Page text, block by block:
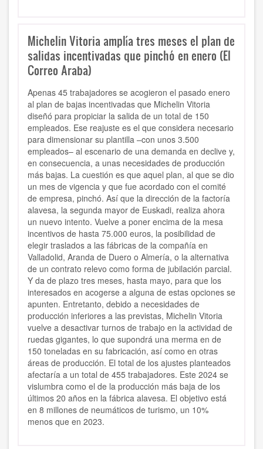
Michelin Vitoria amplía tres meses el plan de
salidas incentivadas que pinchó en enero (El
Correo Araba)
Apenas 45 trabajadores se acogieron el pasado enero
al plan de bajas incentivadas que Michelin Vitoria
diseñó para propiciar la salida de un total de 150
empleados. Ese reajuste es el que considera necesario
para dimensionar su plantilla –con unos 3.500
empleados– al escenario de una demanda en declive y,
en consecuencia, a unas necesidades de producción
más bajas. La cuestión es que aquel plan, al que se dio
un mes de vigencia y que fue acordado con el comité
de empresa, pinchó. Así que la dirección de la factoría
alavesa, la segunda mayor de Euskadi, realiza ahora
un nuevo intento. Vuelve a poner encima de la mesa
incentivos de hasta 75.000 euros, la posibilidad de
elegir traslados a las fábricas de la compañía en
Valladolid, Aranda de Duero o Almería, o la alternativa
de un contrato relevo como forma de jubilación parcial.
Y da de plazo tres meses, hasta mayo, para que los
interesados en acogerse a alguna de estas opciones se
apunten. Entretanto, debido a necesidades de
producción inferiores a las previstas, Michelin Vitoria
vuelve a desactivar turnos de trabajo en la actividad de
ruedas gigantes, lo que supondrá una merma en de
150 toneladas en su fabricación, así como en otras
áreas de producción. El total de los ajustes planteados
afectaría a un total de 455 trabajadores. Este 2024 se
vislumbra como el de la producción más baja de los
últimos 20 años en la fábrica alavesa. El objetivo está
en 8 millones de neumáticos de turismo, un 10%
menos que en 2023.